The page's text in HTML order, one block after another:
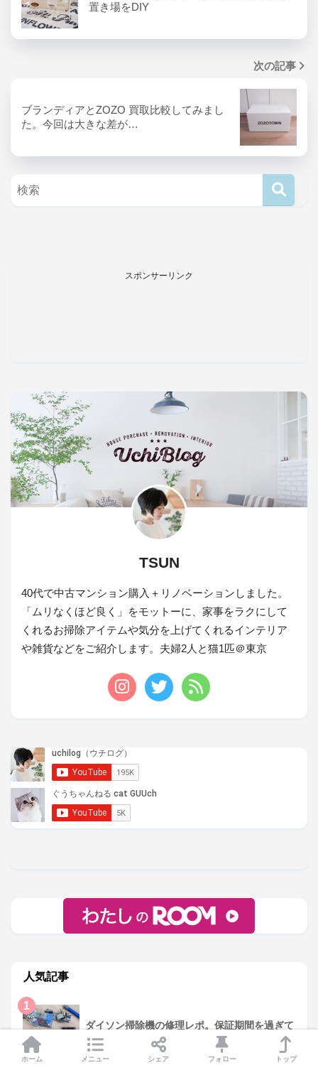
置き場をDIY
次の記事
ブランディアとZOZO 買取比較してみまし
た。今回は大きな差が…
スポンサーリンク
TSUN
40代で中古マンション購入＋リノベーションしました。
「ムリなくほど良く」をモットーに、家事をラクにして
くれるお掃除アイテムや気分を上げてくれるインテリア
や雑貨などをご紹介します。夫婦2人と猫1匹＠東京
人気記事
1
ダイソン掃除機の修理レポ。保証期間を過ぎて
た！こんな症状の時は？
ホーム メニュー シェア フォロー トップ